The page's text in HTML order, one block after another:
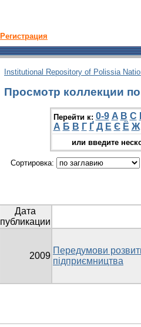
Регистрация
Institutional Repository of Polissia
Просмотр коллекции
Перейти к: 0-9 A B C
А Б В Г Ґ Д Е Є Ё Ж
или введите
Сортировка:
Дата
публикации
2009
Передумови
підприємництва